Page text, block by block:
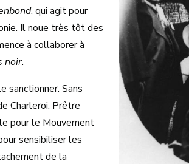
, qui agit pour
Il noue très tôt des
à collaborer à
noir.
sanctionner. Sans
Charleroi. Prêtre
pour le Mouvement
sensibiliser les
de la